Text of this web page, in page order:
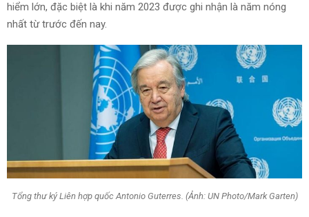
hiểm lớn, đặc biệt là khi năm 2023 được ghi nhận là năm nóng
nhất từ trước đến nay.
Tổng thư ký Liên hợp quốc Antonio Guterres. (Ảnh: UN Photo/Mark Garten)